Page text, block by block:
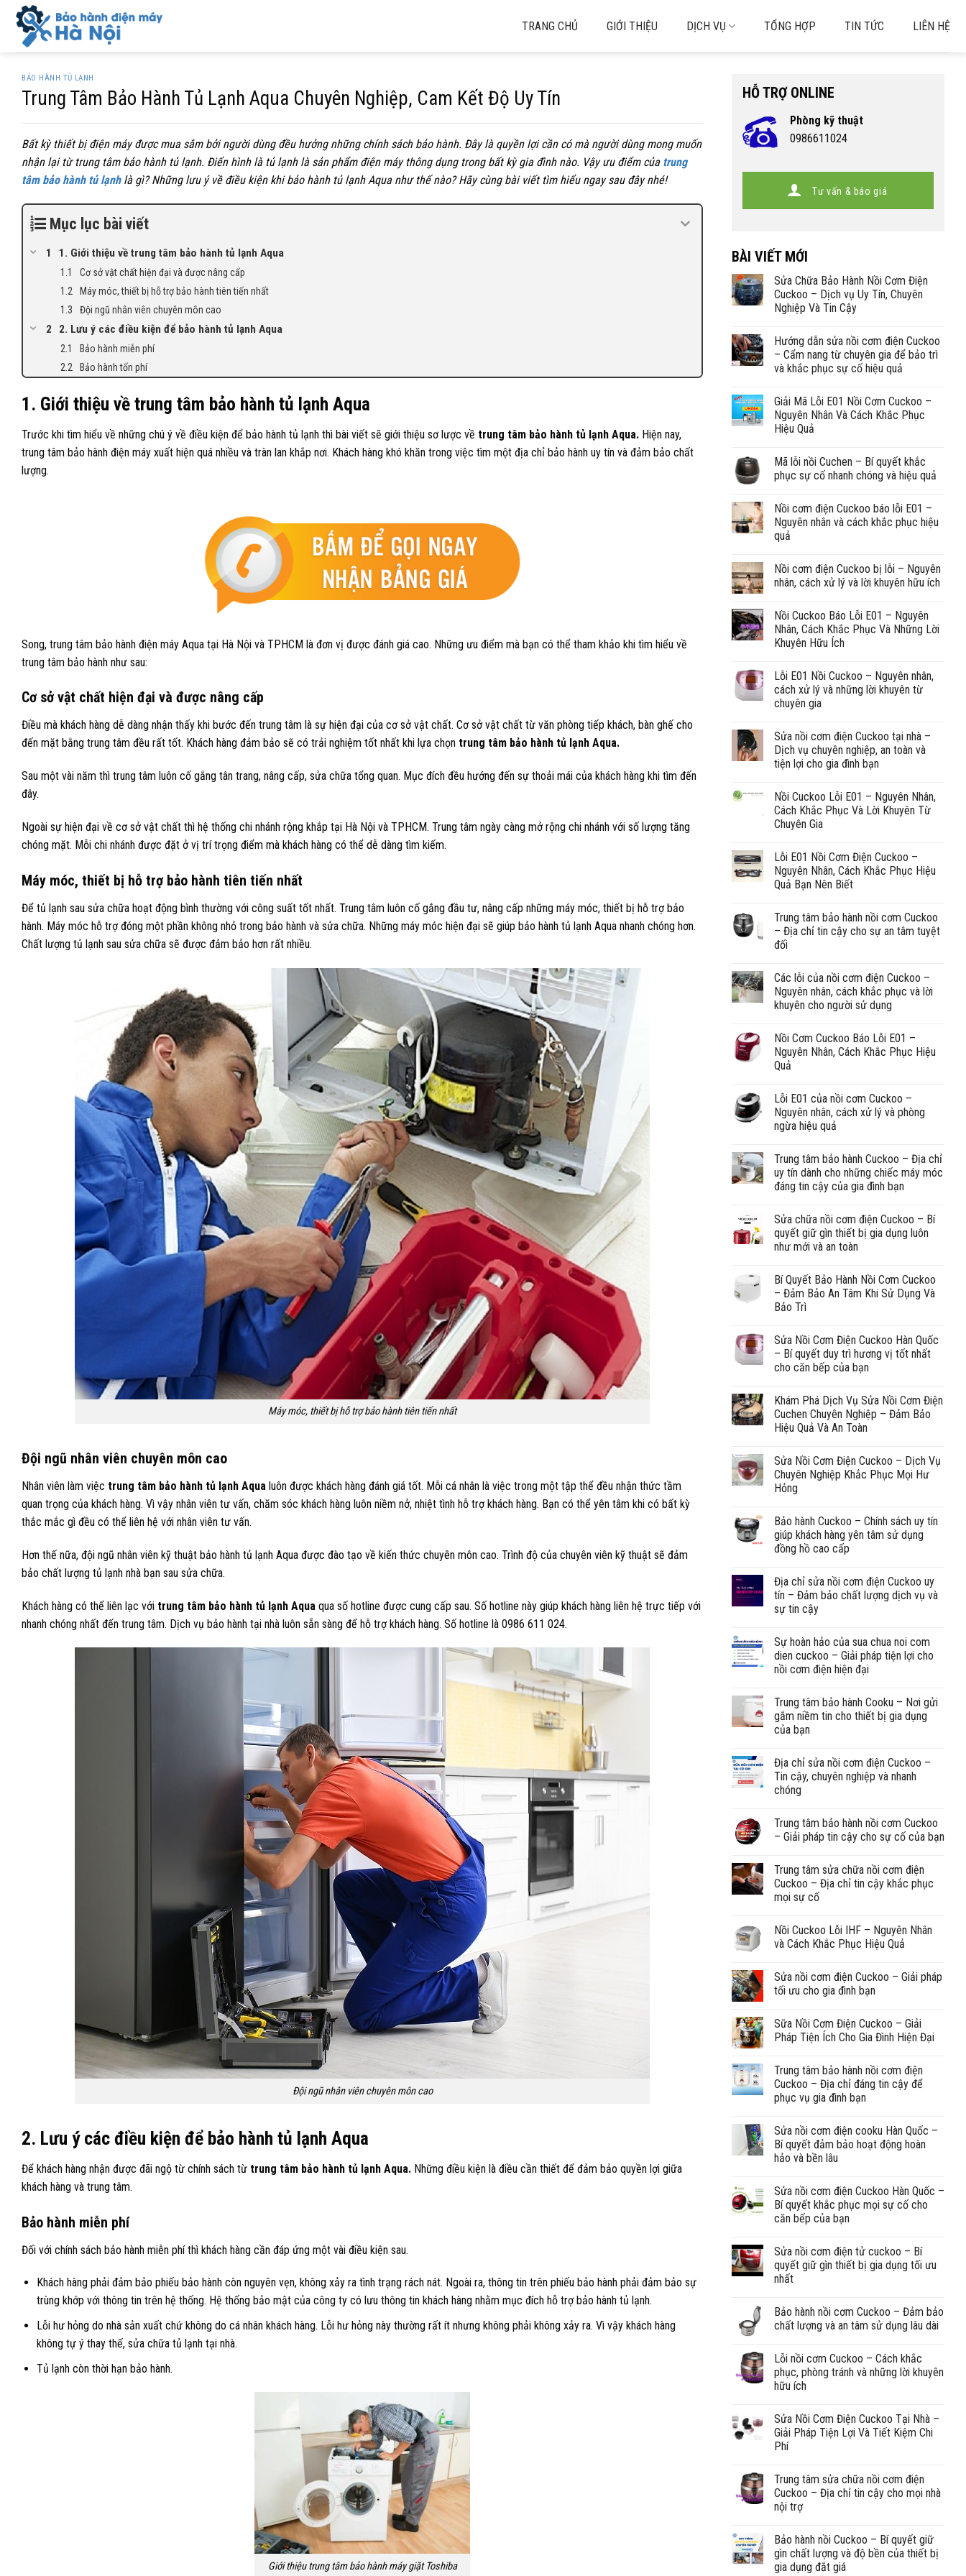
Skip
content
TRANG CHỦ GIỚI THIỆU DỊCH VỤ TỔNG HỢP TIN TỨC LIÊN HỆ
BẢO HÀNH TỦ LẠNH
Trung Tâm Bảo Hành Tủ Lạnh Aqua Chuyên Nghiệp, Cam Kết Độ Uy Tín
Bất kỳ thiết bị điện máy được mua sắm bởi người dùng đều hưởng những chính sách bảo hành. Đây là quyền lợi cần có mà người dùng mong muốn
nhận lại từ trung tâm bảo hành tủ lạnh. Điển hình là tủ lạnh là sản phẩm điện máy thông dụng trong bất kỳ gia đình nào. Vậy ưu điểm của trung
tâm bảo hành tủ lạnh là gì? Những lưu ý về điều kiện khi bảo hành tủ lạnh Aqua như thế nào? Hãy cùng bài viết tìm hiểu ngay sau đây nhé!
Mục lục bài viết
1. Giới thiệu về trung tâm bảo hành tủ lạnh Aqua
Cơ sở vật chất hiện đại và được nâng cấp
Máy móc, thiết bị hỗ trợ bảo hành tiên tiến nhất
Đội ngũ nhân viên chuyên môn cao
2. Lưu ý các điều kiện để bảo hành tủ lạnh Aqua
Bảo hành miễn phí
Bảo hành tốn phí
1. Giới thiệu về trung tâm bảo hành tủ lạnh Aqua
Trước khi tìm hiểu về những chú ý về điều kiện để bảo hành tủ lạnh thì bài viết sẽ giới thiệu sơ lược về trung tâm bảo hành tủ lạnh Aqua. Hiện nay,
trung tâm bảo hành điện máy xuất hiện quá nhiều và tràn lan khắp nơi. Khách hàng khó khăn trong việc tìm một địa chỉ bảo hành uy tín và đảm bảo chất
lượng.
Song, trung tâm bảo hành điện máy Aqua tại Hà Nội và TPHCM là đơn vị được đánh giá cao. Những ưu điểm mà bạn có thể tham khảo khi tìm hiểu về
trung tâm bảo hành như sau:
Cơ sở vật chất hiện đại và được nâng cấp
Điều mà khách hàng dễ dàng nhận thấy khi bước đến trung tâm là sự hiện đại của cơ sở vật chất. Cơ sở vật chất từ văn phòng tiếp khách, bàn ghế cho
đến mặt bằng trung tâm đều rất tốt. Khách hàng đảm bảo sẽ có trải nghiệm tốt nhất khi lựa chọn trung tâm bảo hành tủ lạnh Aqua.
Sau một vài năm thì trung tâm luôn cố gắng tân trang, nâng cấp, sửa chữa tổng quan. Mục đích đều hướng đến sự thoải mái của khách hàng khi tìm đến
đây.
Ngoài sự hiện đại về cơ sở vật chất thì hệ thống chi nhánh rộng khắp tại Hà Nội và TPHCM. Trung tâm ngày càng mở rộng chi nhánh với số lượng tăng
chóng mặt. Mỗi chi nhánh được đặt ở vị trí trọng điểm mà khách hàng có thể dễ dàng tìm kiếm.
Máy móc, thiết bị hỗ trợ bảo hành tiên tiến nhất
Để tủ lạnh sau sửa chữa hoạt động bình thường với công suất tốt nhất. Trung tâm luôn cố gắng đầu tư, nâng cấp những máy móc, thiết bị hỗ trợ bảo
hành. Máy móc hỗ trợ đóng một phần không nhỏ trong bảo hành và sửa chữa. Những máy móc hiện đại sẽ giúp bảo hành tủ lạnh Aqua nhanh chóng hơn.
Chất lượng tủ lạnh sau sửa chữa sẽ được đảm bảo hơn rất nhiều.
Máy móc, thiết bị hỗ trợ bảo hành tiên tiến nhất
Đội ngũ nhân viên chuyên môn cao
Nhân viên làm việc trung tâm bảo hành tủ lạnh Aqua luôn được khách hàng đánh giá tốt. Mỗi cá nhân là việc trong một tập thể đều nhận thức tầm
quan trọng của khách hàng. Vì vậy nhân viên tư vấn, chăm sóc khách hàng luôn niềm nở, nhiệt tình hỗ trợ khách hàng. Bạn có thể yên tâm khi có bất kỳ
thắc mắc gì đều có thể liên hệ với nhân viên tư vấn.
Hơn thế nữa, đội ngũ nhân viên kỹ thuật bảo hành tủ lạnh Aqua được đào tạo về kiến thức chuyên môn cao. Trình độ của chuyên viên kỹ thuật sẽ đảm
bảo chất lượng tủ lạnh nhà bạn sau sửa chữa.
Khách hàng có thể liên lạc với trung tâm bảo hành tủ lạnh Aqua qua số hotline được cung cấp sau. Số hotline này giúp khách hàng liên hệ trực tiếp với
nhanh chóng nhất đến trung tâm. Dịch vụ bảo hành tại nhà luôn sẵn sàng để hỗ trợ khách hàng. Số hotline là 0986 611 024.
Đội ngũ nhân viên chuyên môn cao
2. Lưu ý các điều kiện để bảo hành tủ lạnh Aqua
Để khách hàng nhận được đãi ngộ từ chính sách từ trung tâm bảo hành tủ lạnh Aqua. Những điều kiện là điều cần thiết để đảm bảo quyền lợi giữa
khách hàng và trung tâm.
Bảo hành miễn phí
Đối với chính sách bảo hành miễn phí thì khách hàng cần đáp ứng một vài điều kiện sau.
Khách hàng phải đảm bảo phiếu bảo hành còn nguyên vẹn, không xảy ra tình trạng rách nát. Ngoài ra, thông tin trên phiếu bảo hành phải đảm bảo sự
trùng khớp với thông tin trên hệ thống. Hệ thống bảo mật của công ty có lưu thông tin khách hàng nhằm mục đích hỗ trợ bảo hành tủ lạnh.
Lỗi hư hỏng do nhà sản xuất chứ không do cá nhân khách hàng. Lỗi hư hỏng này thường rất ít nhưng không phải không xảy ra. Vì vậy khách hàng
không tự ý thay thế, sửa chữa tủ lạnh tại nhà.
Tủ lạnh còn thời hạn bảo hành.
Giới thiệu trung tâm bảo hành máy giặt Toshiba
HỖ TRỢ ONLINE
Phòng kỹ thuật
0986611024
Tư vấn & báo giá
BÀI VIẾT MỚI
Sửa Chữa Bảo Hành Nồi Cơm Điện
Cuckoo – Dịch vụ Uy Tín, Chuyên
Nghiệp Và Tin Cậy
Hướng dẫn sửa nồi cơm điện Cuckoo
– Cẩm nang từ chuyên gia để bảo trì
và khắc phục sự cố hiệu quả
Giải Mã Lỗi E01 Nồi Cơm Cuckoo –
Nguyên Nhân Và Cách Khắc Phục
Hiệu Quả
Mã lỗi nồi Cuchen – Bí quyết khắc
phục sự cố nhanh chóng và hiệu quả
Nồi cơm điện Cuckoo báo lỗi E01 –
Nguyên nhân và cách khắc phục hiệu
quả
Nồi cơm điện Cuckoo bị lỗi – Nguyên
nhân, cách xử lý và lời khuyên hữu ích
Nồi Cuckoo Báo Lỗi E01 – Nguyên
Nhân, Cách Khắc Phục Và Những Lời
Khuyên Hữu Ích
Lỗi E01 Nồi Cuckoo – Nguyên nhân,
cách xử lý và những lời khuyên từ
chuyên gia
Sửa nồi cơm điện Cuckoo tại nhà –
Dịch vụ chuyên nghiệp, an toàn và
tiện lợi cho gia đình bạn
Nồi Cuckoo Lỗi E01 – Nguyên Nhân,
Cách Khắc Phục Và Lời Khuyên Từ
Chuyên Gia
Lỗi E01 Nồi Cơm Điện Cuckoo –
Nguyên Nhân, Cách Khắc Phục Hiệu
Quả Bạn Nên Biết
Trung tâm bảo hành nồi cơm Cuckoo
– Địa chỉ tin cậy cho sự an tâm tuyệt
đối
Các lỗi của nồi cơm điện Cuckoo –
Nguyên nhân, cách khắc phục và lời
khuyên cho người sử dụng
Nồi Cơm Cuckoo Báo Lỗi E01 –
Nguyên Nhân, Cách Khắc Phục Hiệu
Quả
Lỗi E01 của nồi cơm Cuckoo –
Nguyên nhân, cách xử lý và phòng
ngừa hiệu quả
Trung tâm bảo hành Cuckoo – Địa chỉ
uy tín dành cho những chiếc máy móc
đáng tin cậy của gia đình bạn
Sửa chữa nồi cơm điện Cuckoo – Bí
quyết giữ gìn thiết bị gia dụng luôn
như mới và an toàn
Bí Quyết Bảo Hành Nồi Cơm Cuckoo
– Đảm Bảo An Tâm Khi Sử Dụng Và
Bảo Trì
Sửa Nồi Cơm Điện Cuckoo Hàn Quốc
– Bí quyết duy trì hương vị tốt nhất
cho căn bếp của bạn
Khám Phá Dịch Vụ Sửa Nồi Cơm Điện
Cuchen Chuyên Nghiệp – Đảm Bảo
Hiệu Quả Và An Toàn
Sửa Nồi Cơm Điện Cuckoo – Dịch Vụ
Chuyên Nghiệp Khắc Phục Mọi Hư
Hỏng
Bảo hành Cuckoo – Chính sách uy tín
giúp khách hàng yên tâm sử dụng
đồng hồ cao cấp
Địa chỉ sửa nồi cơm điện Cuckoo uy
tín – Đảm bảo chất lượng dịch vụ và
sự tin cậy
Sự hoàn hảo của sua chua noi com
dien cuckoo – Giải pháp tiện lợi cho
nồi cơm điện hiện đại
Trung tâm bảo hành Cooku – Nơi gửi
gắm niềm tin cho thiết bị gia dụng
của bạn
Địa chỉ sửa nồi cơm điện Cuckoo –
Tin cậy, chuyên nghiệp và nhanh
chóng
Trung tâm bảo hành nồi cơm Cuckoo
– Giải pháp tin cậy cho sự cố của bạn
Trung tâm sửa chữa nồi cơm điện
Cuckoo – Địa chỉ tin cậy khắc phục
mọi sự cố
Nồi Cuckoo Lỗi IHF – Nguyên Nhân
và Cách Khắc Phục Hiệu Quả
Sửa nồi cơm điện Cuckoo – Giải pháp
tối ưu cho gia đình bạn
Sữa Nồi Cơm Điện Cuckoo – Giải
Pháp Tiện Ích Cho Gia Đình Hiện Đại
Trung tâm bảo hành nồi cơm điện
Cuckoo – Địa chỉ đáng tin cậy để
phục vụ gia đình bạn
Sửa nồi cơm điện cooku Hàn Quốc –
Bí quyết đảm bảo hoạt động hoàn
hảo và bền lâu
Sửa nồi cơm điện Cuckoo Hàn Quốc –
Bí quyết khắc phục mọi sự cố cho
căn bếp của bạn
Sửa nồi cơm điện tử cuckoo – Bí
quyết giữ gìn thiết bị gia dụng tối ưu
nhất
Bảo hành nồi cơm Cuckoo – Đảm bảo
chất lượng và an tâm sử dụng lâu dài
Lỗi nồi cơm Cuckoo – Cách khắc
phục, phòng tránh và những lời khuyên
hữu ích
Sửa Nồi Cơm Điện Cuckoo Tại Nhà –
Giải Pháp Tiện Lợi Và Tiết Kiệm Chi
Phí
Trung tâm sửa chữa nồi cơm điện
Cuckoo – Địa chỉ tin cậy cho mọi nhà
nội trợ
Bảo hành nồi Cuckoo – Bí quyết giữ
gìn chất lượng và độ bền của thiết bị
gia dụng đắt giá